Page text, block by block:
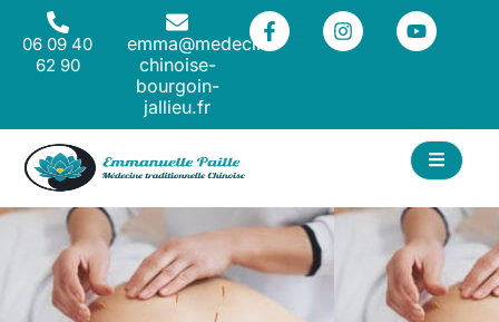
06 09 40
62 90
emma@medecine-
chinoise-
bourgoin-
jallieu.fr